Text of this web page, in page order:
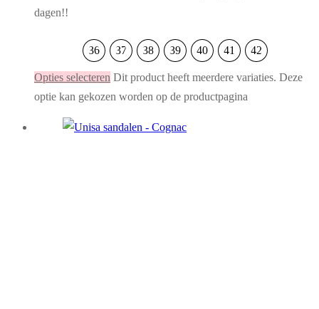
dagen!!
36 37 38 39 40 41 42
Opties selecteren Dit product heeft meerdere variaties. Deze
optie kan gekozen worden op de productpagina